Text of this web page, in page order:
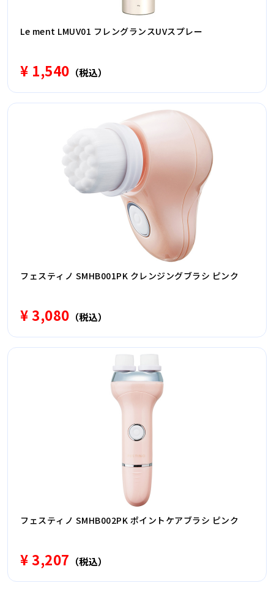
Le ment LMUV01 フレングランスUVスプレー
¥ 1,540 （税込）
フェスティノ SMHB001PK クレンジングブラシ ピンク
¥ 3,080 （税込）
フェスティノ SMHB002PK ポイントケアブラシ ピンク
¥ 3,207 （税込）